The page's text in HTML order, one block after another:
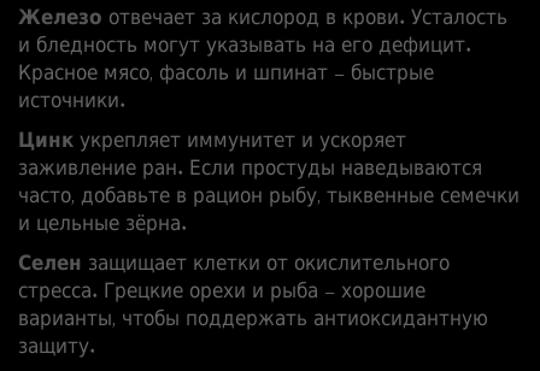
Железо отвечает за кислород в крови. Усталость
и бледность могут указывать на его дефицит.
Красное мясо, фасоль и шпинат – быстрые
источники.
Цинкукрепляет иммунитет и ускоряет
заживление ран. Если простуды наведываются
часто, добавьте в рацион рыбу, тыквенные семечки
и цельные зёрна.
Селен защищает клетки от окислительного
стресса. Грецкие орехи и рыба – хорошие
варианты, чтобы поддержать антиоксидантную
защиту.